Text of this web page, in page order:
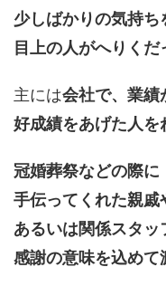
少しばかりの気持ち
目上の人がへりく
主には会社で、業績
好成績をあげた人を
冠婚葬祭などの際に
手伝ってくれた親戚
あるいは関係スタッ
感謝の意味を込めて